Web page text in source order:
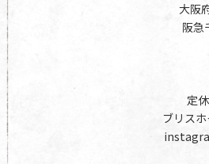
大阪
阪急
定
ブリス